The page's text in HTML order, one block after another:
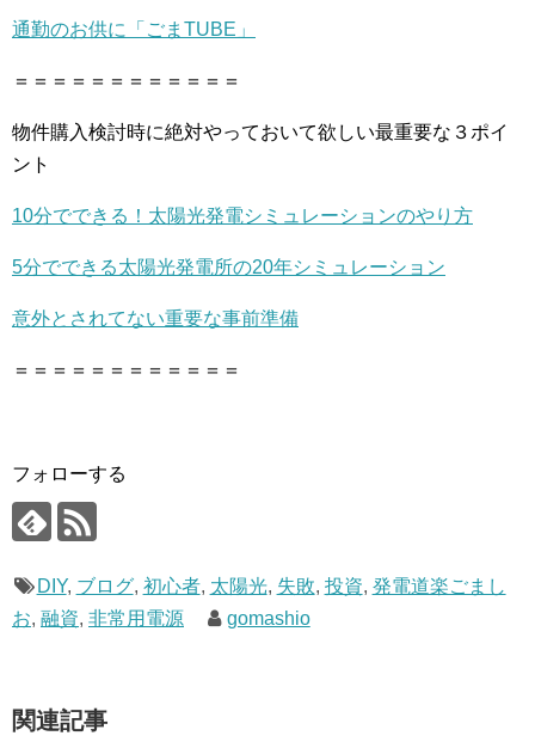
通勤のお供に「ごまTUBE」
＝＝＝＝＝＝＝＝＝＝＝＝
物件購入検討時に絶対やっておいて欲しい最重要な３ポイ
ント
10分でできる！太陽光発電シミュレーションのやり方
5分でできる太陽光発電所の20年シミュレーション
意外とされてない重要な事前準備
＝＝＝＝＝＝＝＝＝＝＝＝
フォローする
DIY, ブログ, 初心者, 太陽光, 失敗, 投資, 発電道楽ごまし
お, 融資, 非常用電源 gomashio
関連記事